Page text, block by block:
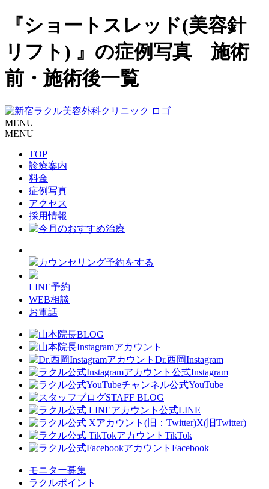
『ショートスレッド(美容針
リフト) 』の症例写真 施術
前・施術後一覧
MENU
MENU
TOP
診療案内
料金
症例写真
アクセス
採用情報
カウンセリング予約をする
LINE予約
WEB相談
お電話
Dr.西岡Instagram
公式Instagram
公式YouTube
STAFF BLOG
公式LINE
X(旧Twitter)
TikTok
Facebook
モニター募集
ラクルポイント